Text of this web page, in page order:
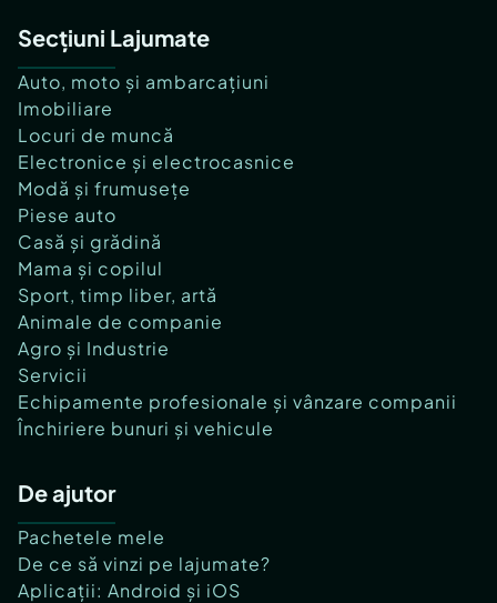
Secțiuni Lajumate
Auto, moto și ambarcațiuni
Imobiliare
Locuri de muncă
Electronice și electrocasnice
Modă și frumusețe
Piese auto
Casă și grădină
Mama și copilul
Sport, timp liber, artă
Animale de companie
Agro și Industrie
Servicii
Echipamente profesionale și vânzare companii
Închiriere bunuri și vehicule
De ajutor
Pachetele mele
De ce să vinzi pe lajumate?
Aplicații: Android și iOS